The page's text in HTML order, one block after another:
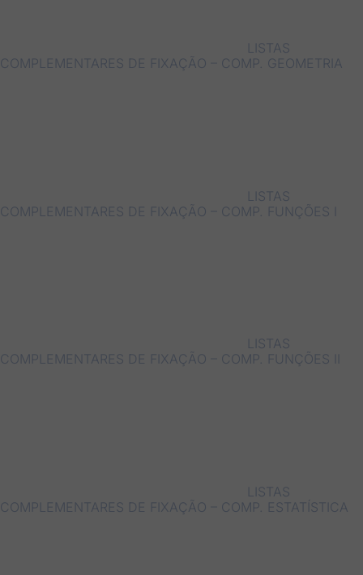
LISTAS
COMPLEMENTARES DE FIXAÇÃO – COMP. GEOMETRIA
LISTAS
COMPLEMENTARES DE FIXAÇÃO – COMP. FUNÇÕES I
LISTAS
COMPLEMENTARES DE FIXAÇÃO – COMP. FUNÇÕES II
LISTAS
COMPLEMENTARES DE FIXAÇÃO – COMP. ESTATÍSTICA